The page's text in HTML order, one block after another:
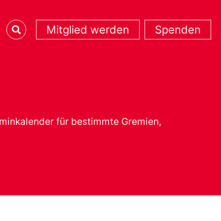
Mitglied werden Spenden
für bestimmte Gremien,